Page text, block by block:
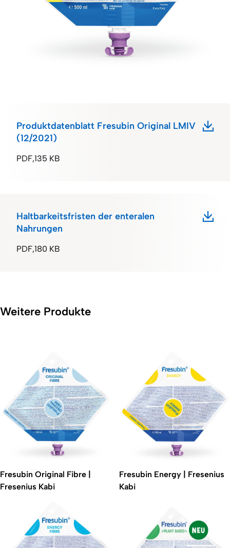
135 KB
PDF
Produktdatenblatt Fresubin Original LMIV
(12/2021)
180 KB
PDF
Haltbarkeitsfristen der enteralen
Nahrungen
Weitere Produkte
Fresubin Original Fibre |
Fresenius Kabi
Fresubin Energy | Fresenius
Kabi